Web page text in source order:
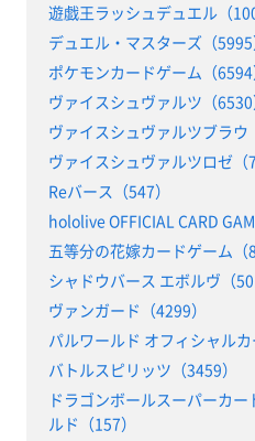
遊戯王ラッシュデュエル（
デュエル・マスターズ（5995
ポケモンカードゲーム（6594
ヴァイスシュヴァルツ（6530
ヴァイスシュヴァルツブラウ
ヴァイスシュヴァルツロゼ（
Reバース（547）
hololive OFFICIAL CARD
五等分の花嫁カードゲーム（
シャドウバース エボルヴ（
ヴァンガード（4299）
パルワールド オフィシャルカ
バトルスピリッツ（3459）
ドラゴンボールスーパーカ
ルド（157）